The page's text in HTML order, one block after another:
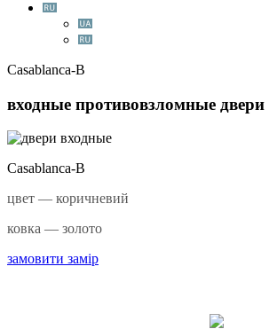
Casablanca-B
входные противовзломные двери
Casablanca-B
цвет — коричневий
ковка — золото
замовити замір